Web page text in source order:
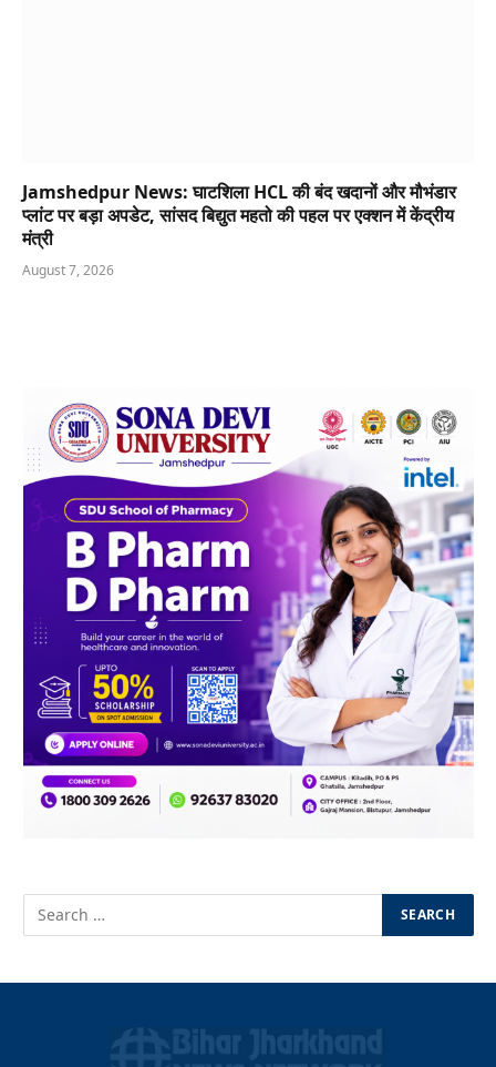
Jamshedpur News: घाटशिला HCL की बंद खदानों और मौभंडार
प्लांट पर बड़ा अपडेट, सांसद बिद्युत महतो की पहल पर एक्शन में केंद्रीय
मंत्री
August 7, 2026